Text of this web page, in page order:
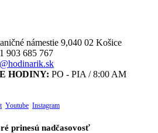
námestie 9,040 02 Košice
903 685 767
HODINY: PO - PIA / 8:00 AM
Youtube Instagram
prinesú nadčasovosť